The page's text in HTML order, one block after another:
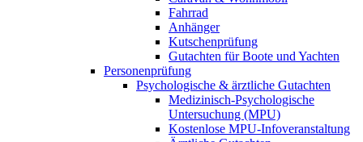
Fahrrad
Anhänger
Kutschenprüfung
Gutachten für Boote und Yachten
Personenprüfung
Psychologische & ärztliche Gutachten
Medizinisch-Psychologische
Untersuchung (MPU)
Kostenlose MPU-Infoveranstaltung